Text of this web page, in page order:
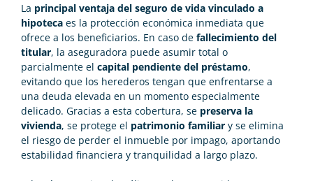
La principal ventaja del seguro de vida vinculado a
hipoteca es la protección económica inmediata que
ofrece a los beneficiarios. En caso de fallecimiento del
titular, la aseguradora puede asumir total o
parcialmente el capital pendiente del préstamo,
evitando que los herederos tengan que enfrentarse a
una deuda elevada en un momento especialmente
delicado. Gracias a esta cobertura, se preserva la
vivienda, se protege el patrimonio familiar y se elimina
el riesgo de perder el inmueble por impago, aportando
estabilidad financiera y tranquilidad a largo plazo.